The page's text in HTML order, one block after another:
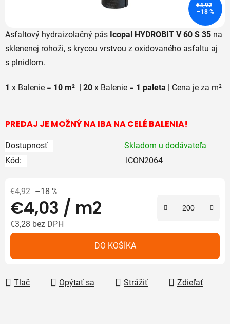
Asfaltový hydraizolačný pás Icopal HYDROBIT V 60 S 35 na
sklenenej rohoži, s krycou vrstvou z oxidovaného asfaltu aj
s plnidlom.
1 x Balenie = 10 m² | 20 x Balenie = 1 paleta | Cena je za m²
PREDAJ JE MOŽNÝ NA IBA NA CELÉ BALENIA!
Dostupnosť
Skladom u dodávateľa
Kód:
ICON2064
€4,92 –18 %
€4,03 / m2
€3,28 bez DPH
DO KOŠÍKA
Tlač Opýtať sa Strážiť Zdieľať
€4,92
–18 %